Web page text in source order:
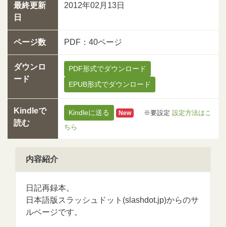
最終更新
日
2012年02月13日
ページ数 PDF：40ページ
ダウンロ
ード
PDF形式でダウンロード
EPUB形式でダウンロード
Kindleで
読む
Kindleに送る New ※要設定 設定方法はこ
ちら
内容紹介
日記再録本。
日本語版スラッシュドット(slashdot.jp)からのサ
ルベージです。